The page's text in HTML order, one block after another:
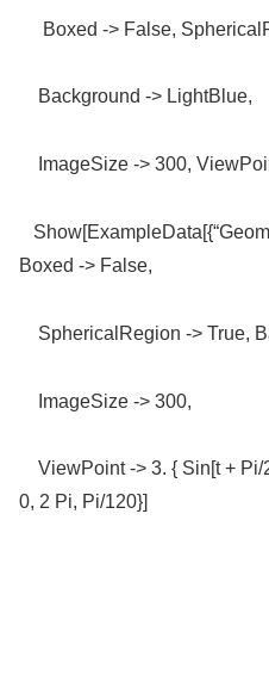
Boxed -> False,
Background -> LightBlue,
ImageSize -> 300,
Boxed -> False,
SphericalRegion -> True,
ImageSize -> 300,
ViewPoint -> 3. { Sin[t + Pi/
0, 2 Pi, Pi/120}]